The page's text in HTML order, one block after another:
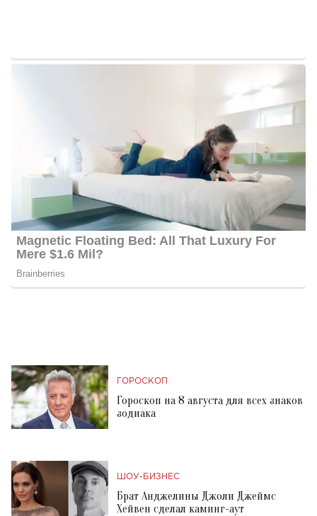
ГОРОСКОП
Гороскоп на 8 августа для всех знаков
зодиака
ШОУ-БИЗНЕС
Брат Анджелины Джоли Джеймс
Хейвен сделал каминг-аут